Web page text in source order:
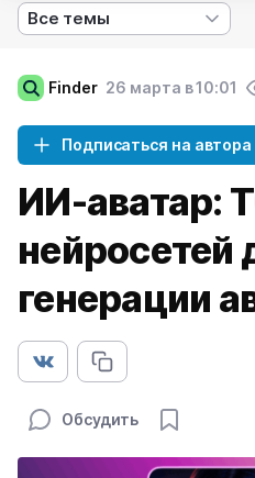
Все темы
Finder 26 марта в 10:01
Подписаться на автора
ИИ-аватар:
нейросетей
генерации
Обсудить